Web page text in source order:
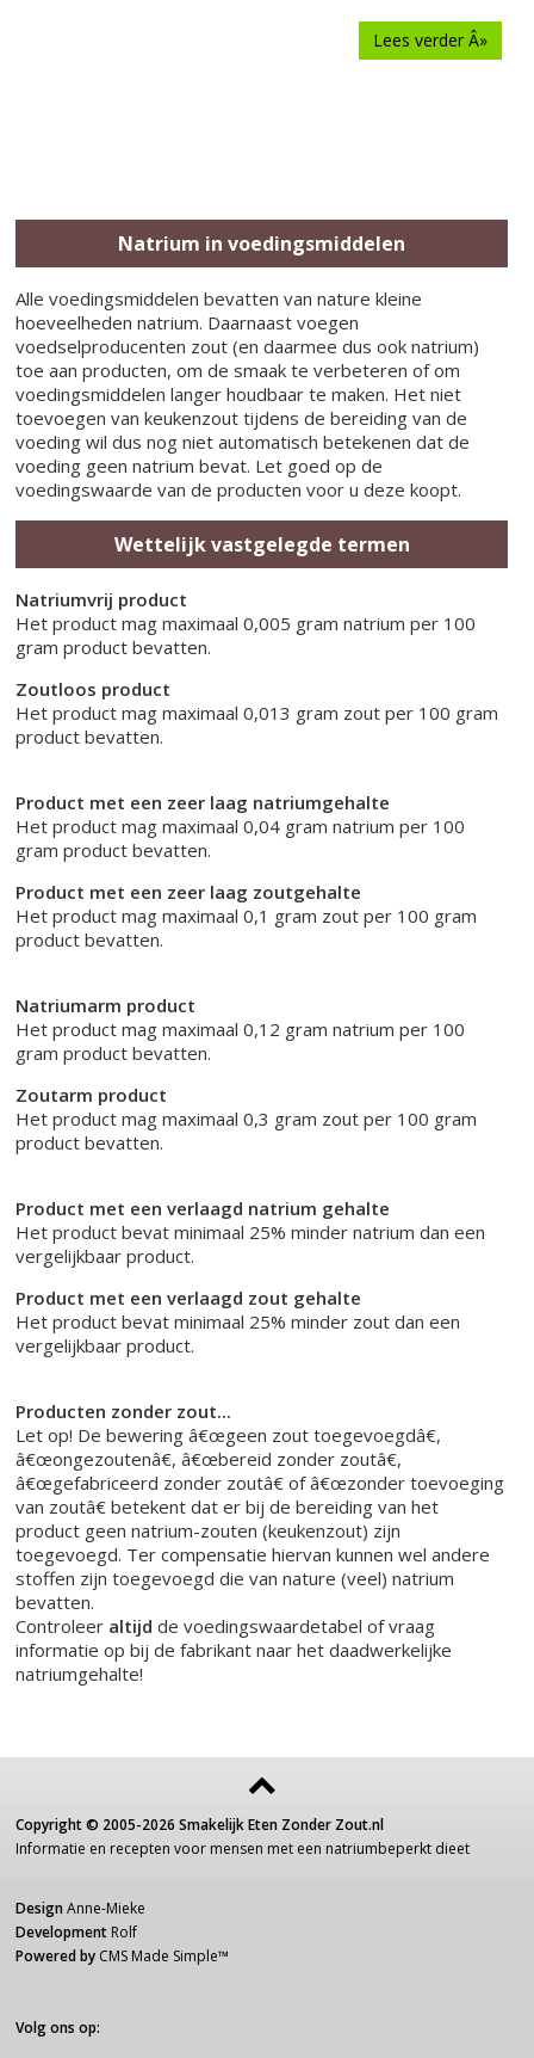
Lees verder Â»
Natrium in voedingsmiddelen
Alle voedingsmiddelen bevatten van nature kleine
hoeveelheden natrium. Daarnaast voegen
voedselproducenten zout (en daarmee dus ook natrium)
toe aan producten, om de smaak te verbeteren of om
voedingsmiddelen langer houdbaar te maken. Het niet
toevoegen van keukenzout tijdens de bereiding van de
voeding wil dus nog niet automatisch betekenen dat de
voeding geen natrium bevat. Let goed op de
voedingswaarde van de producten voor u deze koopt.
Wettelijk vastgelegde termen
Natriumvrij product
Het product mag maximaal 0,005 gram natrium per 100
gram product bevatten.
Zoutloos product
Het product mag maximaal 0,013 gram zout per 100 gram
product bevatten.
Product met een zeer laag natriumgehalte
Het product mag maximaal 0,04 gram natrium per 100
gram product bevatten.
Product met een zeer laag zoutgehalte
Het product mag maximaal 0,1 gram zout per 100 gram
product bevatten.
Natriumarm product
Het product mag maximaal 0,12 gram natrium per 100
gram product bevatten.
Zoutarm product
Het product mag maximaal 0,3 gram zout per 100 gram
product bevatten.
Product met een verlaagd natrium gehalte
Het product bevat minimaal 25% minder natrium dan een
vergelijkbaar product.
Product met een verlaagd zout gehalte
Het product bevat minimaal 25% minder zout dan een
vergelijkbaar product.
Producten zonder zout...
Let op! De bewering â€œgeen zout toegevoegdâ€,
â€œongezoutenâ€, â€œbereid zonder zoutâ€,
â€œgefabriceerd zonder zoutâ€ of â€œzonder toevoeging
van zoutâ€ betekent dat er bij de bereiding van het
product geen natrium-zouten (keukenzout) zijn
toegevoegd. Ter compensatie hiervan kunnen wel andere
stoffen zijn toegevoegd die van nature (veel) natrium
bevatten.
Controleer altijd de voedingswaardetabel of vraag
informatie op bij de fabrikant naar het daadwerkelijke
natriumgehalte!
Copyright © 2005-2026 Smakelijk Eten Zonder Zout.nl
Informatie en recepten voor mensen met een natriumbeperkt dieet
Design Anne-Mieke
Development Rolf
Powered by CMS Made Simple™
Volg ons op: